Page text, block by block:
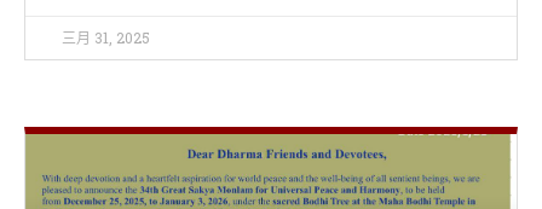
三月 31, 2025
外部法讯